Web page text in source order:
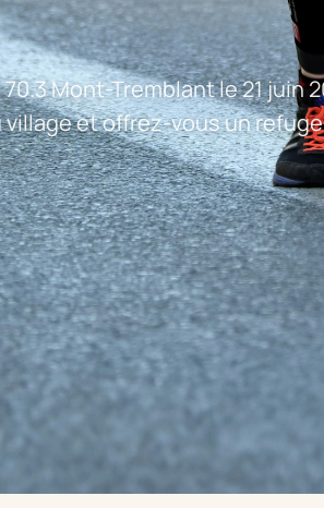
Mont-Tremblant le 21 juin
et offrez-vous un